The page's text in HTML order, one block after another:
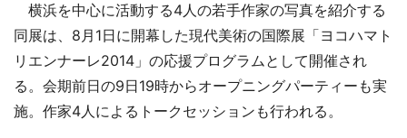
横浜を中心に活動する4人の若手作家の写真を紹介する
同展は、8月1日に開幕した現代美術の国際展「ヨコハマト
リエンナーレ2014」の応援プログラムとして開催され
る。会期前日の9日19時からオープニングパーティーも実
施。作家4人によるトークセッションも行われる。